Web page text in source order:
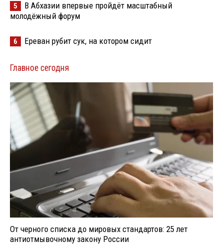
5
В Абхазии впервые пройдёт масштабный
молодёжный форум
6 Ереван рубит сук, на котором сидит
Главное сегодня
От черного списка до мировых стандартов: 25 лет
антиотмывочному закону России